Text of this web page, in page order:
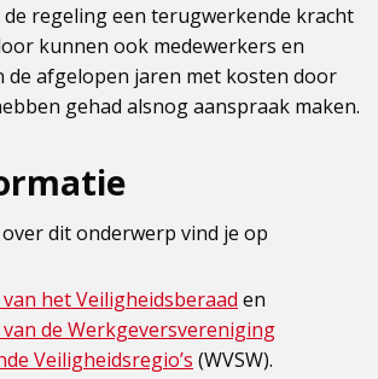
regeling een terugwerkende kracht
kunnen ook medewerkers en
de afgelopen jaren met kosten door
gehad alsnog aanspraak maken.
dit onderwerp vind je op
het Veiligheidsberaad en
de Werkgeversvereniging
Veiligheidsregio’s (WVSW).